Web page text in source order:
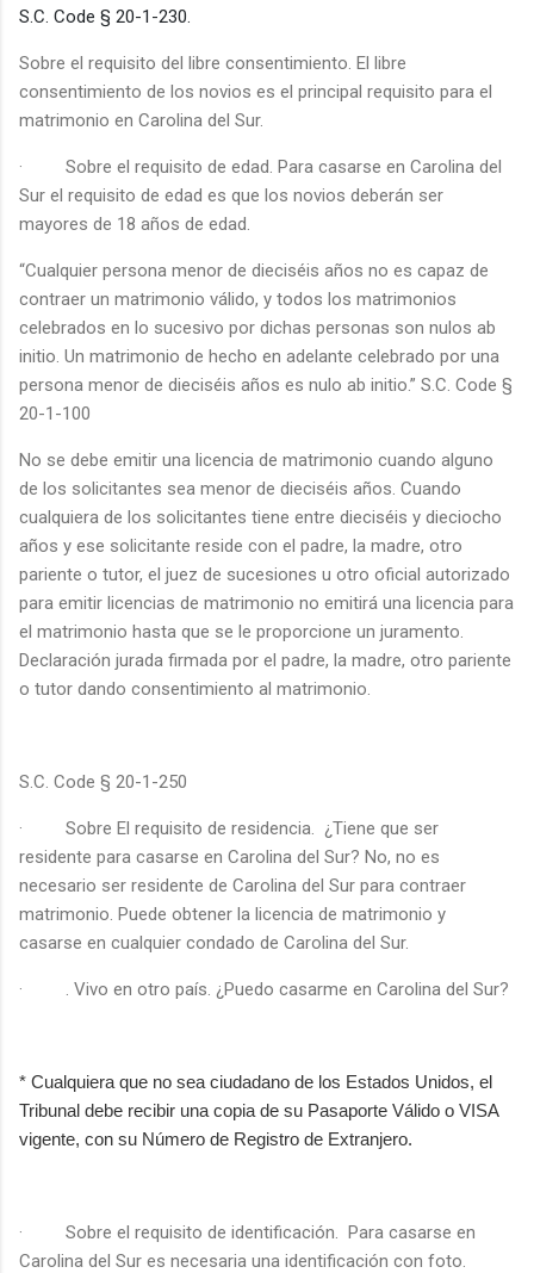
S.C. Code § 20-1-230.
Sobre el requisito del libre consentimiento. El libre
consentimiento de los novios es el principal requisito para el
matrimonio en Carolina del Sur.
·
Sobre el requisito de edad. Para casarse en Carolina del
Sur el requisito de edad es que los novios deberán ser
mayores de 18 años de edad.
“Cualquier persona menor de dieciséis años no es capaz de
contraer un matrimonio válido, y todos los matrimonios
celebrados en lo sucesivo por dichas personas son nulos ab
initio. Un matrimonio de hecho en adelante celebrado por una
persona menor de dieciséis años es nulo ab initio.” S.C. Code §
20-1-100
No se debe emitir una licencia de matrimonio cuando alguno
de los solicitantes sea menor de dieciséis años. Cuando
cualquiera de los solicitantes tiene entre dieciséis y dieciocho
años y ese solicitante reside con el padre, la madre, otro
pariente o tutor, el juez de sucesiones u otro oficial autorizado
para emitir licencias de matrimonio no emitirá una licencia para
el matrimonio hasta que se le proporcione un juramento.
Declaración jurada firmada por el padre, la madre, otro pariente
o tutor dando consentimiento al matrimonio.
S.C. Code § 20-1-250
· Sobre El requisito de residencia.
¿Tiene que ser
residente para casarse en Carolina del Sur? No, no es
necesario ser residente de Carolina del Sur para contraer
matrimonio. Puede obtener la licencia de matrimonio y
casarse en cualquier condado de Carolina del Sur.
· . Vivo en otro país. ¿Puedo casarme en Carolina del Sur?
* Cualquiera que no sea ciudadano de los Estados Unidos, el
Tribunal debe recibir una copia de su Pasaporte Válido o VISA
vigente, con su Número de Registro de Extranjero.
· Sobre el requisito de identificación.
Para casarse en
Carolina del Sur es necesaria una identificación con foto.